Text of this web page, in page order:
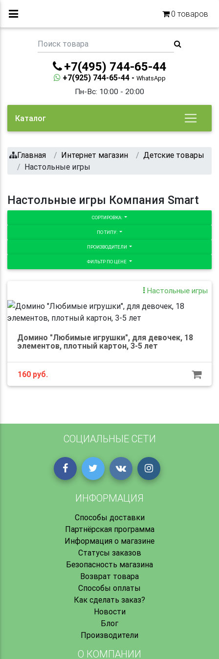
0 товаров
+7(495) 744-65-44
+7(925) 744-65-44 - WhatsApp
Пн-Вс: 10:00 - 20:00
Каталог
Главная Интернет магазин
Детские товары
Настольные игры
Настольные игры Компания Smart
СОРТИРОВКА:
ПО ТИПУ:
ПРОИЗВОДИТЕЛИ
ФИЛЬТР ПО ЦЕНЕ
Настольные игры
Домино "Любимые игрушки", для девочек, 18
элементов, плотный картон, 3-5 лет
160 руб.
СОЦИАЛЬНЫЕ СЕТИ
ИНФОРМАЦИЯ
Способы доставки
Партнёрская программа
Информация о магазине
Статусы заказов
Безопасность магазина
Возврат товара
Способы оплаты
Как сделать заказ?
Новости
Блог
Производители
О КОМПАНИИ